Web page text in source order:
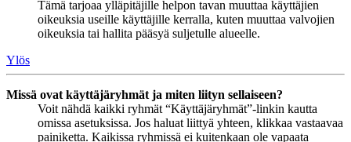
Tämä tarjoaa ylläpitäjille helpon tavan muuttaa käyttäjien
oikeuksia useille käyttäjille kerralla, kuten muuttaa valvojien
oikeuksia tai hallita pääsyä suljetulle alueelle.
Ylös
Missä ovat käyttäjäryhmät ja miten liityn sellaiseen?
Voit nähdä kaikki ryhmät “Käyttäjäryhmät”-linkin kautta
omissa asetuksissa. Jos haluat liittyä yhteen, klikkaa vastaavaa
painiketta. Kaikissa ryhmissä ei kuitenkaan ole vapaata